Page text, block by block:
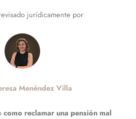
jurídicamente por
Menéndez Villa
como reclamar una pensión mal